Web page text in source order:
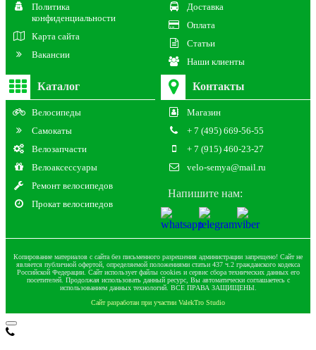
Политика
конфиденциальности
Карта сайта
Вакансии
Доставка
Оплата
Статьи
Наши клиенты
Каталог
Велосипеды
Самокаты
Велозапчасти
Велоаксессуары
Ремонт велосипедов
Прокат велосипедов
Контакты
Магазин
+ 7 (495) 669-56-55
+ 7 (915) 460-23-27
velo-semya@mail.ru
Напишите нам:
Копирование материалов с сайта без письменного разрешения администрации запрещено! Сайт не
является публичной офертой, определяемой положениями статьи 437 ч.2 гражданского кодекса
Российской Федерации. Сайт использует файлы cookies и сервис сбора технических данных его
посетителей. Продолжая использовать данный ресурс, Вы автоматически соглашаетесь с
использованием данных технологий. ВСЕ ПРАВА ЗАЩИЩЕНЫ.
Сайт разработан при участии ValekTro Studio